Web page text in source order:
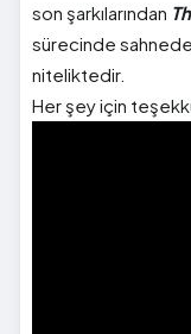
son şarkılarından
sürecinde
niteliktedir.
Her şey için